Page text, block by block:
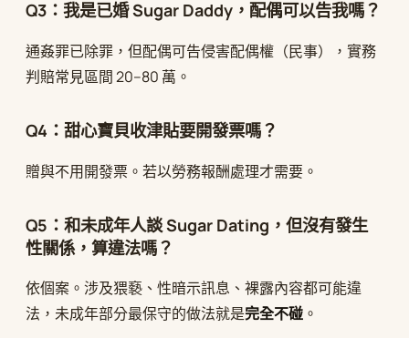
Q3：我是已婚 Sugar Daddy，配偶可以告我嗎？
通姦罪已除罪，但配偶可告侵害配偶權（民事），實務
判賠常見區間 20–80 萬。
Q4：甜心寶貝收津貼要開發票嗎？
贈與不用開發票。若以勞務報酬處理才需要。
Q5：和未成年人談 Sugar Dating，但沒有發生
性關係，算違法嗎？
依個案。涉及猥褻、性暗示訊息、裸露內容都可能違
法，未成年部分最保守的做法就是完全不碰 。